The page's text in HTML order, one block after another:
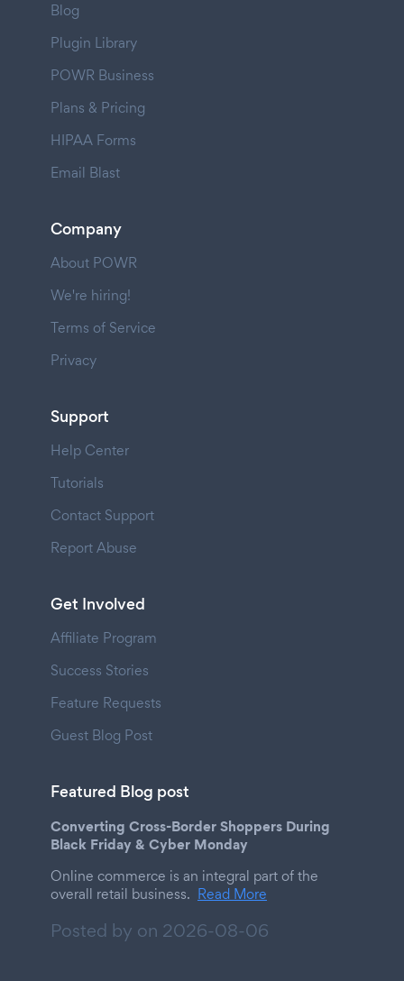
Blog
Plugin Library
POWR Business
Plans & Pricing
HIPAA Forms
Email Blast
Company
About POWR
We're hiring!
Terms of Service
Privacy
Support
Help Center
Tutorials
Contact Support
Report Abuse
Get Involved
Affiliate Program
Success Stories
Feature Requests
Guest Blog Post
Featured Blog post
Converting Cross-Border Shoppers During
Black Friday & Cyber Monday
Online commerce is an integral part of the
overall retail business. Read More
Posted by on 2026-08-06